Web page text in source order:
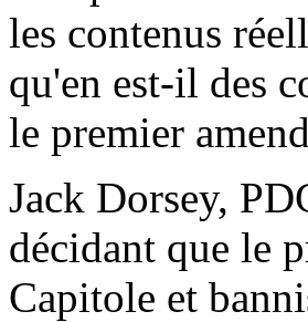
les contenus
qu'en est-il des
le premier
Jack Dorsey,
décidant que le
Capitole et